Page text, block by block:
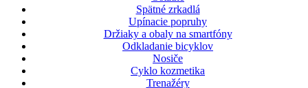
Spätné zrkadlá
Upínacie popruhy
Držiaky a obaly na smartfóny
Odkladanie bicyklov
Nosiče
Cyklo kozmetika
Trenažéry